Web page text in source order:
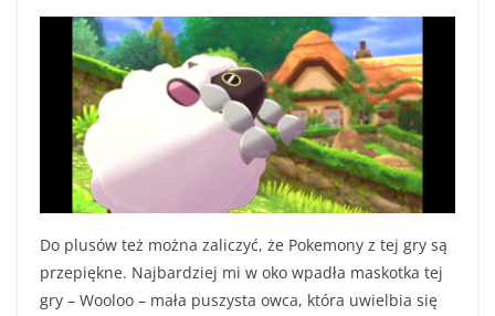
Do plusów też można zaliczyć, że Pokemony z tej gry są
przepiękne. Najbardziej mi w oko wpadła maskotka tej
gry – Wooloo – mała puszysta owca, która uwielbia się